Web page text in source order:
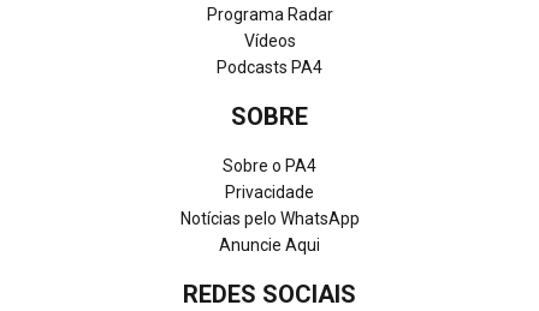
Programa Radar
Vídeos
Podcasts PA4
SOBRE
Sobre o PA4
Privacidade
Notícias pelo WhatsApp
Anuncie Aqui
REDES SOCIAIS